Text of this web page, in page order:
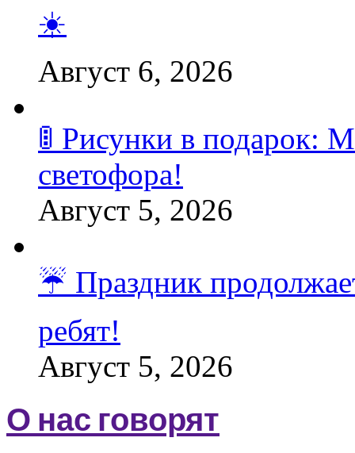
☀️
Август 6, 2026
🚦 Рисунки в подарок:
светофора!
Август 5, 2026
☔️ Праздник
ребят!
Август 5, 2026
О нас говорят